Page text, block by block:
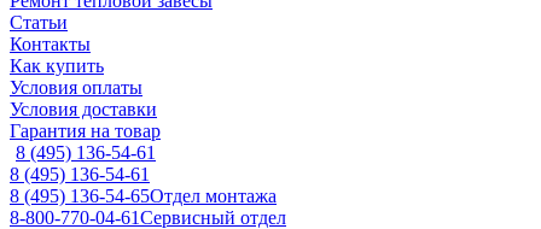
Статьи
Контакты
Как купить
Условия оплаты
Условия доставки
Гарантия на товар
8 (495) 136-54-61
8 (495) 136-54-61
8 (495) 136-54-65Отдел монтажа
8-800-770-04-61Сервисный отдел